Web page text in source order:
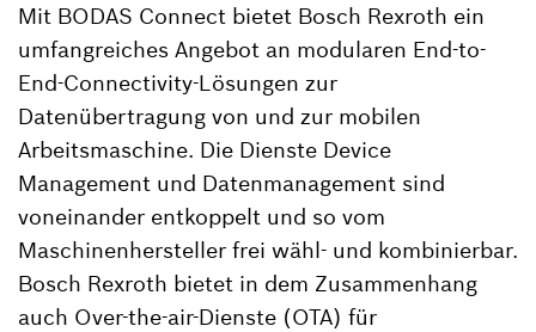
Mit BODAS Connect bietet Bosch Rexroth ein
umfangreiches Angebot an modularen End-to-
End-Connectivity-Lösungen zur
Datenübertragung von und zur mobilen
Arbeitsmaschine. Die Dienste Device
Management und Datenmanagement sind
voneinander entkoppelt und so vom
Maschinenhersteller frei wähl- und kombinierbar.
Bosch Rexroth bietet in dem Zusammenhang
auch Over-the-air-Dienste (OTA) für